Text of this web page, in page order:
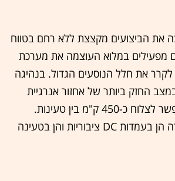
את הביצועים מקצצת ללא רחם בטווח
מפעילים במלוא העוצמה את מערכת
לקרר את חלל הנוסעים הגדול. בנהיגה
החזק ביותר של אחזור אנרגיית
הבלימה, נראה שאפשר לצלוח כ-450 ק"מ בין טעינות.
הטעינה, אגב, מהירה הן בעמדות DC ציבוריות והן בטעינה